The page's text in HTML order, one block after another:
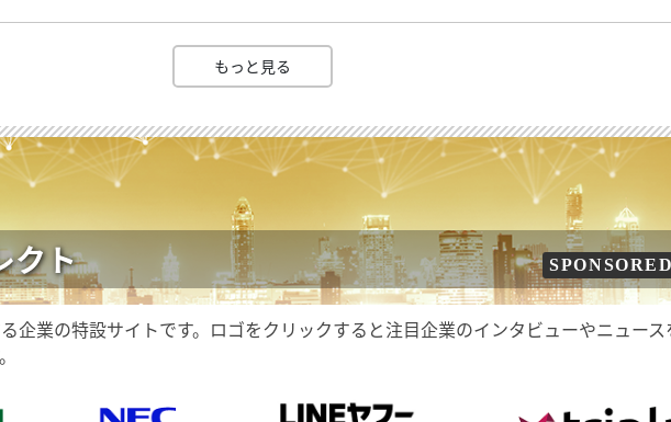
もっと見る
クト SPONSORED
企業の特設サイトです。ロゴをクリックすると注目企業のインタビューやニュース